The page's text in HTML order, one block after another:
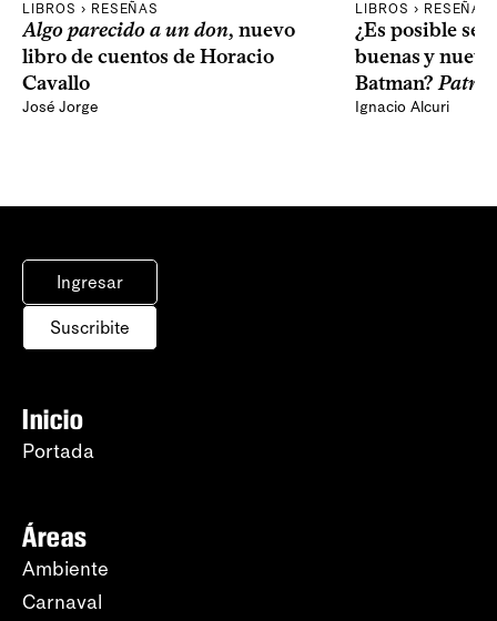
LIBROS › RESEÑAS
Algo parecido a un don, nuevo
libro de cuentos de Horacio
Cavallo
José Jorge
LIBROS › RESEÑAS
¿Es posible
buenas y
Batman?
Ignacio Alcuri
Ingresar
Suscribite
Inicio
Portada
Áreas
Ambiente
Carnaval